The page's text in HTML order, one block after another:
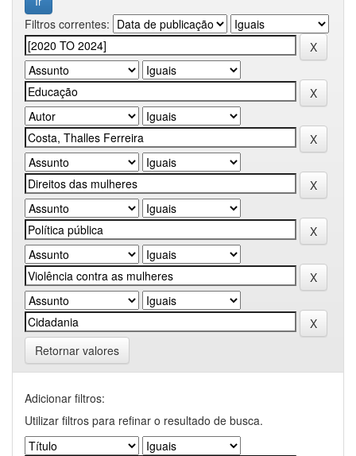
Filtros correntes:
Retornar valores
Adicionar filtros:
Utilizar filtros para refinar o resultado de busca.